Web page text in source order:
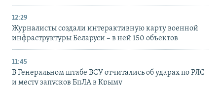
12:29
Журналисты создали интерактивную карту военной
инфраструктуры Беларуси – в ней 150 объектов
11:45
В Генеральном штабе ВСУ отчитались об ударах по РЛС
и месту запусков БпЛА в Крыму